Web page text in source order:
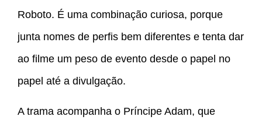
Roboto. É uma combinação curiosa, porque
junta nomes de perfis bem diferentes e tenta dar
ao filme um peso de evento desde o papel no
papel até a divulgação.
A trama acompanha o Príncipe Adam, que